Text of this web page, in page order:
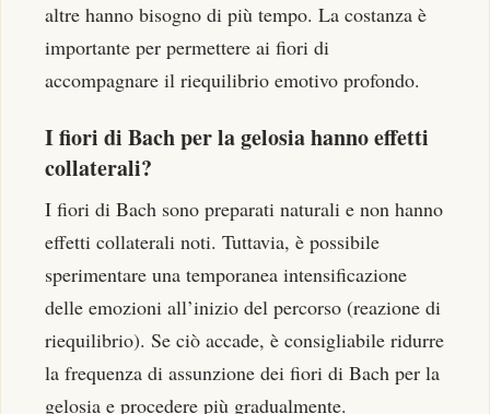
altre hanno bisogno di più tempo. La costanza è
importante per permettere ai fiori di
accompagnare il riequilibrio emotivo profondo.
I fiori di Bach per la gelosia hanno effetti
collaterali?
I fiori di Bach sono preparati naturali e non hanno
effetti collaterali noti. Tuttavia, è possibile
sperimentare una temporanea intensificazione
delle emozioni all’inizio del percorso (reazione di
riequilibrio). Se ciò accade, è consigliabile ridurre
la frequenza di assunzione dei fiori di Bach per la
gelosia e procedere più gradualmente.